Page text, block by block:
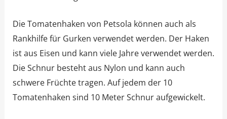
Die Tomatenhaken von Petsola können auch als
Rankhilfe für Gurken verwendet werden. Der Haken
ist aus Eisen und kann viele Jahre verwendet werden.
Die Schnur besteht aus Nylon und kann auch
schwere Früchte tragen. Auf jedem der 10
Tomatenhaken sind 10 Meter Schnur aufgewickelt.